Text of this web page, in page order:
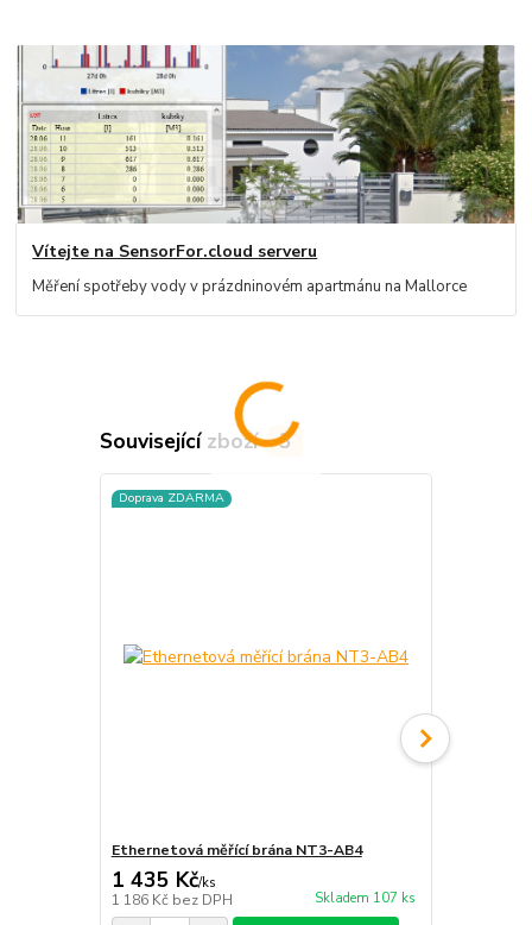
Vítejte na SensorFor.cloud serveru
Měření spotřeby vody v prázdninovém apartmánu na Mallorce
Související zboží 3
Doprava ZDARMA
Ethernetová měřící brána NT3-AB4
1 435 Kč/ks
1 186 Kč bez DPH Skladem 107 ks